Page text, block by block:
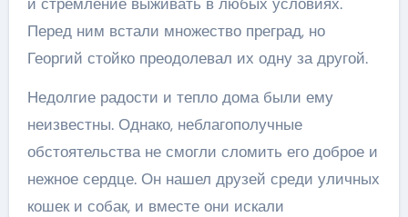
Перед ним встали множество преград, но
Георгий стойко преодолевал их одну за другой.
Недолгие радости и тепло дома были ему
неизвестны. Однако, неблагополучные
обстоятельства не смогли сломить его доброе и
нежное сердце. Он нашел друзей среди уличных
кошек и собак, и вместе они искали